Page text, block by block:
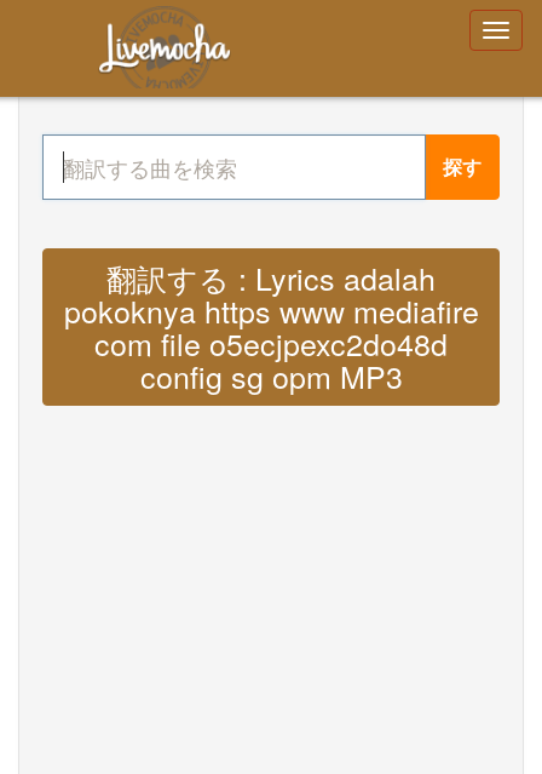
探す
翻訳する : Lyrics adalah
pokoknya https www mediafire
com file o5ecjpexc2do48d
config sg opm MP3